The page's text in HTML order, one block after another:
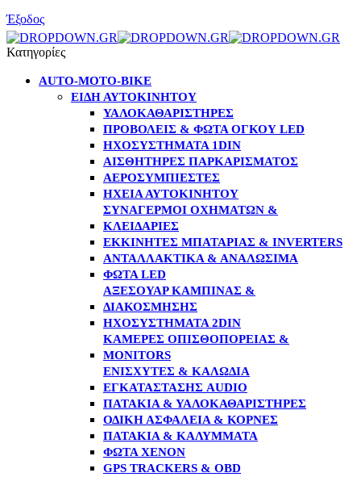
Έξοδος
Κατηγορίες
AUTO-MOTO-BIKE
ΕΊΔΗ ΑΥΤΟΚΙΝΉΤΟΥ
ΥΑΛΟΚΑΘΑΡΙΣΤΉΡΕΣ
ΠΡΟΒΟΛΕΊΣ & ΦΏΤΑ ΌΓΚΟΥ LED
ΗΧΟΣΥΣΤΉΜΑΤΑ 1DIN
ΑΙΣΘΗΤΉΡΕΣ ΠΑΡΚΑΡΊΣΜΑΤΟΣ
ΑΕΡΟΣΥΜΠΙΕΣΤΈΣ
ΗΧΕΊΑ ΑΥΤΟΚΙΝΉΤΟΥ
ΣΥΝΑΓΕΡΜΟΊ ΟΧΗΜΆΤΩΝ &
ΚΛΕΙΔΑΡΙΈΣ
ΕΚΚΙΝΗΤΈΣ ΜΠΑΤΑΡΊΑΣ & INVERTERS
ΑΝΤΑΛΛΑΚΤΙΚΆ & ΑΝΑΛΏΣΙΜΑ
ΦΏΤΑ LED
ΑΞΕΣΟΥΆΡ ΚΑΜΠΊΝΑΣ &
ΔΙΑΚΌΣΜΗΣΗΣ
ΗΧΟΣΥΣΤΉΜΑΤΑ 2DIN
ΚΆΜΕΡΕΣ ΟΠΙΣΘΟΠΟΡΕΊΑΣ &
MONITORS
ΕΝΙΣΧΥΤΈΣ & ΚΑΛΏΔΙΑ
ΕΓΚΑΤΆΣΤΑΣΗΣ AUDIO
ΠΑΤΆΚΙΑ & ΥΑΛΟΚΑΘΑΡΙΣΤΉΡΕΣ
ΟΔΙΚΉ ΑΣΦΆΛΕΙΑ & ΚΌΡΝΕΣ
ΠΑΤΆΚΙΑ & ΚΑΛΎΜΜΑΤΑ
ΦΏΤΑ XENON
GPS TRACKERS & OBD